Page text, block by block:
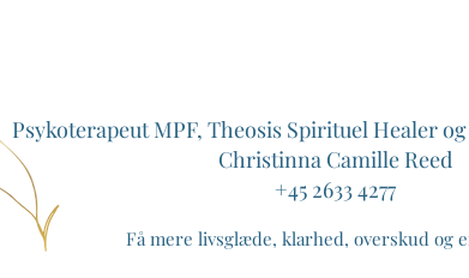
Psykoterapeut MPF, Theosis Spirituel Healer
Christinna Camille Reed
+45 2633 4277
Få mere livsglæde, klarhed, overskud og